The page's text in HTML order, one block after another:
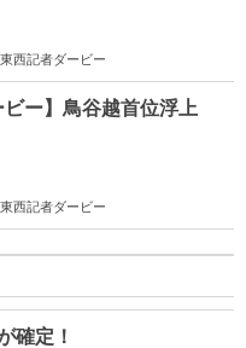
西記者ダービー
ビー】鳥谷越首位浮上
西記者ダービー
確定！